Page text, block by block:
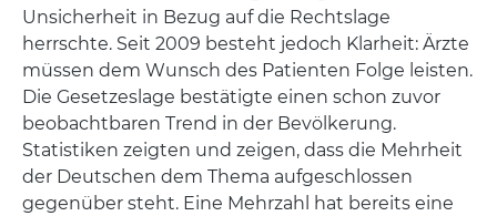
Unsicherheit in Bezug auf die Rechtslage
herrschte. Seit 2009 besteht jedoch Klarheit: Ärzte
müssen dem Wunsch des Patienten Folge leisten.
Die Gesetzeslage bestätigte einen schon zuvor
beobachtbaren Trend in der Bevölkerung.
Statistiken zeigten und zeigen, dass die Mehrheit
der Deutschen dem Thema aufgeschlossen
gegenüber steht. Eine Mehrzahl hat bereits eine